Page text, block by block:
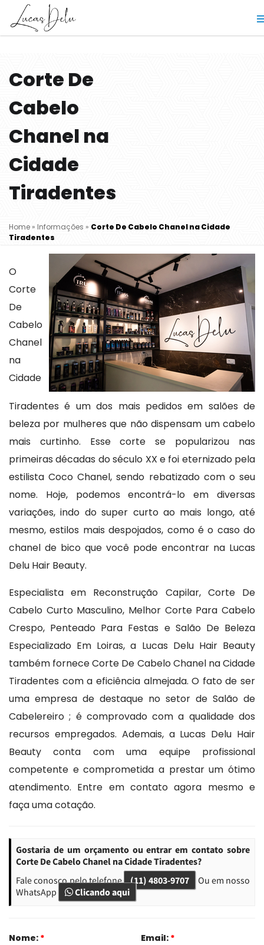
Corte De
Cabelo
Chanel na
Cidade
Tiradentes
Home » Informações » Corte De Cabelo Chanel na Cidade
Tiradentes
O
Corte
De
Cabelo
Chanel
na
Cidade
Tiradentes é um dos mais pedidos em salões de
beleza por mulheres que não dispensam um cabelo
mais curtinho. Esse corte se popularizou nas
primeiras décadas do século XX e foi eternizado pela
estilista Coco Chanel, sendo rebatizado com o seu
nome. Hoje, podemos encontrá-lo em diversas
variações, indo do super curto ao mais longo, até
mesmo, estilos mais despojados, como é o caso do
chanel de bico que você pode encontrar na Lucas
Delu Hair Beauty.
Especialista em Reconstrução Capilar, Corte De
Cabelo Curto Masculino, Melhor Corte Para Cabelo
Crespo, Penteado Para Festas e Salão De Beleza
Especializado Em Loiras, a Lucas Delu Hair Beauty
também fornece Corte De Cabelo Chanel na Cidade
Tiradentes com a eficiência almejada. O fato de ser
uma empresa de destaque no setor de Salão de
Cabelereiro ; é comprovado com a qualidade dos
recursos empregados. Ademais, a Lucas Delu Hair
Beauty conta com uma equipe profissional
competente e comprometida a prestar um ótimo
atendimento. Entre em contato agora mesmo e
faça uma cotação.
Gostaria de um orçamento ou entrar em contato sobre
Corte De Cabelo Chanel na Cidade Tiradentes?
Fale conosco pelo telefone (11) 4803-9707
Ou em nosso
WhatsApp
Clicando aqui
Nome: * Email: *